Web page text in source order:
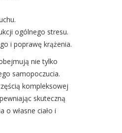
ogólnego stresu.
i poprawę krążenia.
nie tylko
samopoczucia.
kompleksowej
skuteczną
o własne ciało i